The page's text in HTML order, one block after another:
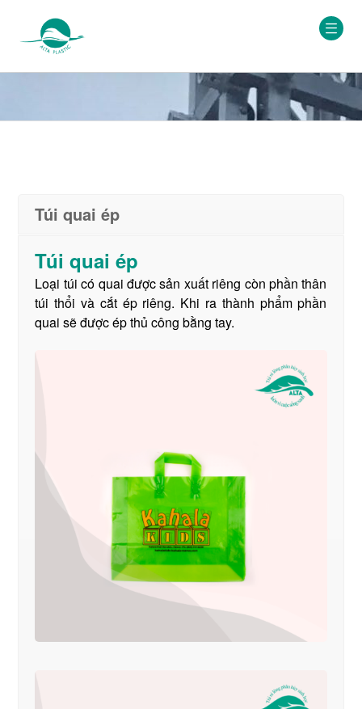
Túi quai ép
Túi quai ép
Loại túi có quai được sản xuất riêng còn phần thân
túi thổi và cắt ép riêng. Khi ra thành phẩm phần
quai sẽ được ép thủ công bằng tay.